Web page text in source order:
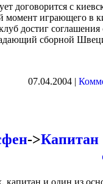
договорится с
момент играющего в
достиг
сборной
07.04.2004 |
->
капитан и один из